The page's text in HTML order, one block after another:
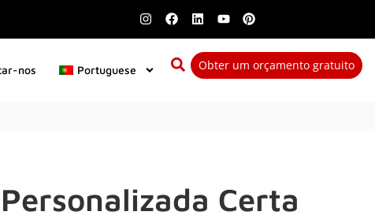
nos Portuguese Obter um orçamento gratuito
Certa